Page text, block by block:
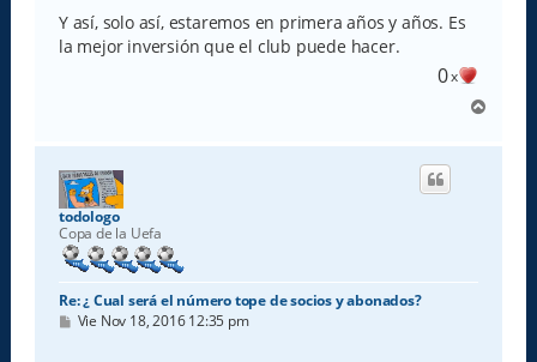
Y así, solo así, estaremos en primera años y años. Es
la mejor inversión que el club puede hacer.
0x
r
todologo
Copa de la Uefa
Re: ¿ Cual será el número tope de socios y abonados?
M
Vie Nov 18, 2016 12:35 pm